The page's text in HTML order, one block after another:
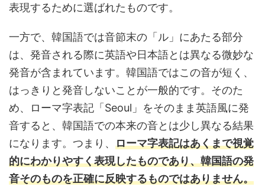
表現するために選ばれたものです。
一方で、韓国語では音節末の「ル」にあたる部分
は、発音される際に英語や日本語とは異なる微妙な
発音が含まれています。韓国語ではこの音が短く、
はっきりと発音しないことが一般的です。そのた
め、ローマ字表記「Seoul」をそのまま英語風に発
音すると、韓国語での本来の音とは少し異なる結果
になります。つまり、 ローマ字表記はあくまで視覚
的にわかりやすく表現したものであり、韓国語の発
音そのものを正確に反映するものではありません。